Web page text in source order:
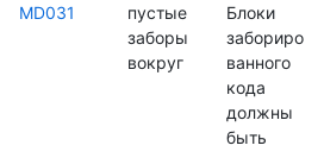
MD031
пустые
заборы
вокруг
Блоки
забориро
ванного
кода
должны
быть